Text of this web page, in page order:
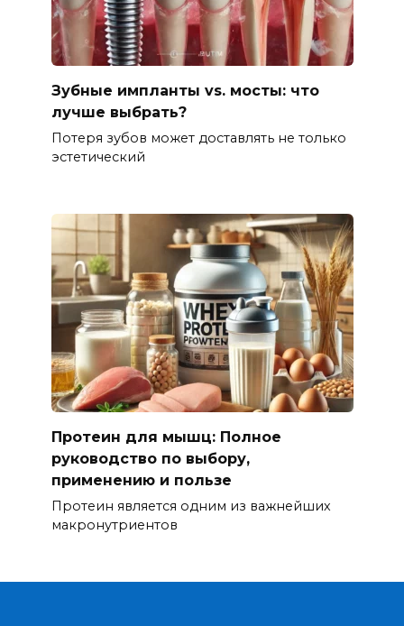
Зубные импланты vs. мосты: что
лучше выбрать?
Потеря зубов может доставлять не только
эстетический
Протеин для мышц: Полное
руководство по выбору,
применению и пользе
Протеин является одним из важнейших
макронутриентов